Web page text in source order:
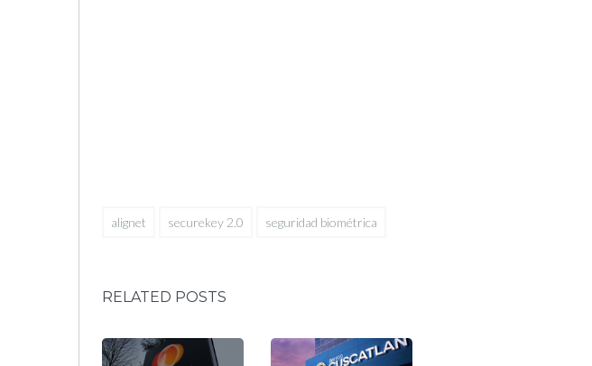
alignet securekey 2.0 seguridad biométrica
RELATED POSTS